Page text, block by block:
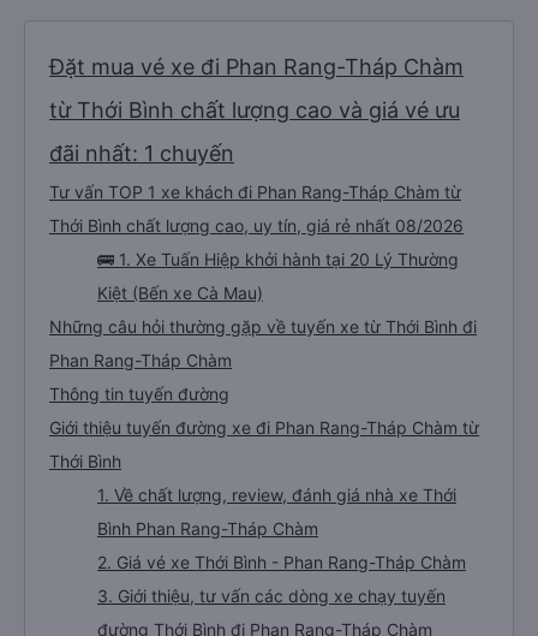
Đặt mua vé xe đi Phan Rang-Tháp Chàm
từ Thới Bình chất lượng cao và giá vé ưu
đãi nhất: 1 chuyến
Tư vấn TOP 1 xe khách đi Phan Rang-Tháp Chàm từ
Thới Bình chất lượng cao, uy tín, giá rẻ nhất 08/2026
🚌 1. Xe Tuấn Hiệp khởi hành tại 20 Lý Thường
Kiệt (Bến xe Cà Mau)
Những câu hỏi thường gặp về tuyến xe từ Thới Bình đi
Phan Rang-Tháp Chàm
Thông tin tuyến đường
Giới thiệu tuyến đường xe đi Phan Rang-Tháp Chàm từ
Thới Bình
1. Về chất lượng, review, đánh giá nhà xe Thới
Bình Phan Rang-Tháp Chàm
2. Giá vé xe Thới Bình - Phan Rang-Tháp Chàm
3. Giới thiệu, tư vấn các dòng xe chạy tuyến
đường Thới Bình đi Phan Rang-Tháp Chàm